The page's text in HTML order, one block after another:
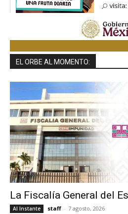
EL ORBE AL MOMENTO:
La Fiscalía General del
Al Instante staff - 7 agosto, 2026